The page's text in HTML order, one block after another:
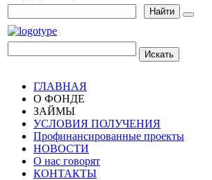
Найти
Искать
ГЛАВНАЯ
О ФОНДЕ
ЗАЙМЫ
УСЛОВИЯ ПОЛУЧЕНИЯ
Профинансированные проекты
НОВОСТИ
О нас говорят
КОНТАКТЫ